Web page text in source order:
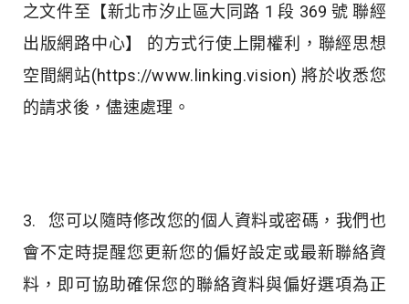
之文件至【新北市汐止區大同路 1 段 369 號 聯經
出版網路中心】 的方式行使上開權利，聯經思想
空間網站(https://www.linking.vision) 將於收悉您
的請求後，儘速處理。
3. 您可以隨時修改您的個人資料或密碼，我們也
會不定時提醒您更新您的偏好設定或最新聯絡資
料，即可協助確保您的聯絡資料與偏好選項為正